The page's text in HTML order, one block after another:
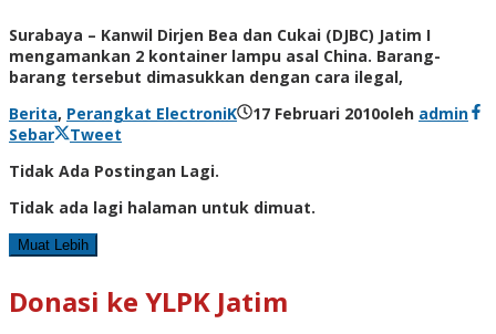
Surabaya – Kanwil Dirjen Bea dan Cukai (DJBC) Jatim I
mengamankan 2 kontainer lampu asal China. Barang-
barang tersebut dimasukkan dengan cara ilegal,
Berita, Perangkat ElectroniK 17 Februari 2010oleh admin
Sebar
Tweet
Tidak Ada Postingan Lagi.
Tidak ada lagi halaman untuk dimuat.
Muat Lebih
Donasi ke YLPK Jatim